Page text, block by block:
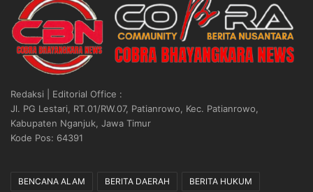
Redaksi | Editorial Office :
Jl. PG Lestari, RT.01/RW.07, Patianrowo, Kec. Patianrowo,
Kabupaten Nganjuk, Jawa Timur
Kode Pos: 64391
BENCANA ALAM BERITA DAERAH BERITA HUKUM